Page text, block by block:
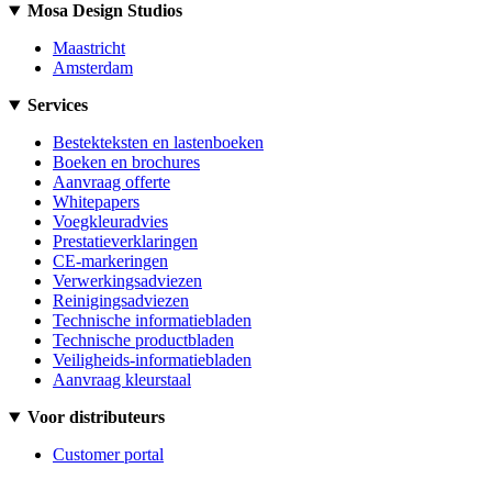
Mosa Design Studios
Maastricht
Amsterdam
Services
Bestekteksten en lastenboeken
Boeken en brochures
Aanvraag offerte
Whitepapers
Voegkleuradvies
Prestatieverklaringen
CE-markeringen
Verwerkingsadviezen
Reinigingsadviezen
Technische informatiebladen
Technische productbladen
Veiligheids-informatiebladen
Aanvraag kleurstaal
Voor distributeurs
Customer portal